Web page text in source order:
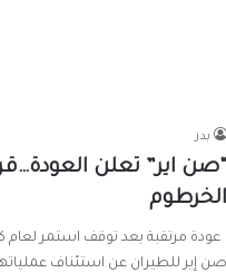
بدر
“صن اير” تعلن
الخرطوم
عودة مرتقبة بعد توقف استمر
صن إير للطيران عن استئناف